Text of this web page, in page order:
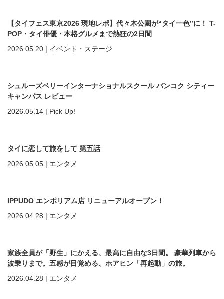
【タイフェス東京2026 現地レポ】代々木公園が“タイ一色”に！ T-
POP・タイ俳優・本格グルメまで熱狂の2日間
2026.05.20 | イベント・ステージ
シュルーズベリーインターナショナルスクール バンコク シティー
キャンパス レビュー
2026.05.14 | Pick Up!
タイに恋して旅をして 第五話
2026.05.05 | エンタメ
IPPUDO エンポリアム店 リニューアルオープン！
2026.04.28 | エンタメ
家族全員が「野生」にかえる、最高に自由な3日間。 豪華列車から
波乗りまで。五感が目覚める、ホアヒン「再起動」の旅。
2026.04.28 | エンタメ